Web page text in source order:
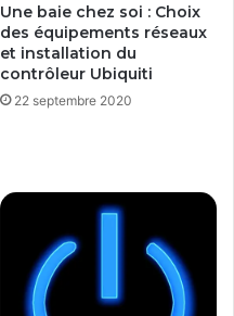
Une baie chez soi : Choix
des équipements réseaux
et installation du
contrôleur Ubiquiti
22 septembre 2020